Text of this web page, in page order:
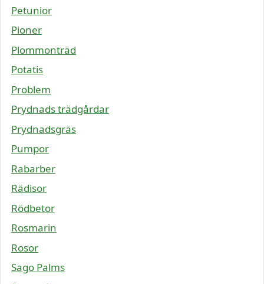
Petunior
Pioner
Plommonträd
Potatis
Problem
Prydnads trädgårdar
Prydnadsgräs
Pumpor
Rabarber
Rädisor
Rödbetor
Rosmarin
Rosor
Sago Palms